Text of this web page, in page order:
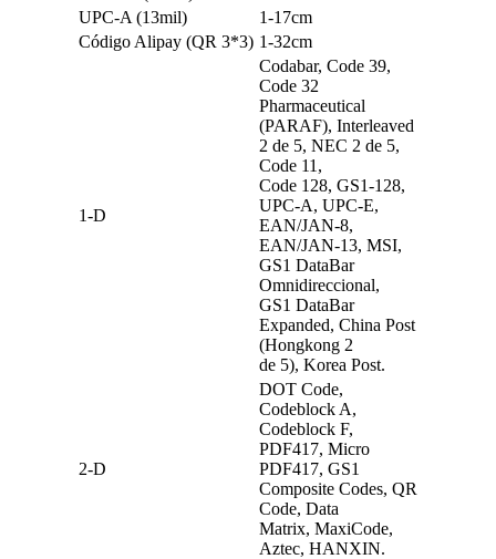
UPC-A (13mil)
1-17cm
Código Alipay (QR 3*3) 1-32cm
1-D
Codabar, Code 39,
Code 32
Pharmaceutical
(PARAF), Interleaved
2 de 5, NEC 2 de 5,
Code 11,
Code 128, GS1-128,
UPC-A, UPC-E,
EAN/JAN-8,
EAN/JAN-13, MSI,
GS1 DataBar
Omnidireccional,
GS1 DataBar
Expanded, China Post
(Hongkong 2
de 5), Korea Post.
2-D
DOT Code,
Codeblock A,
Codeblock F,
PDF417, Micro
PDF417, GS1
Composite Codes, QR
Code, Data
Matrix, MaxiCode,
Aztec, HANXIN.